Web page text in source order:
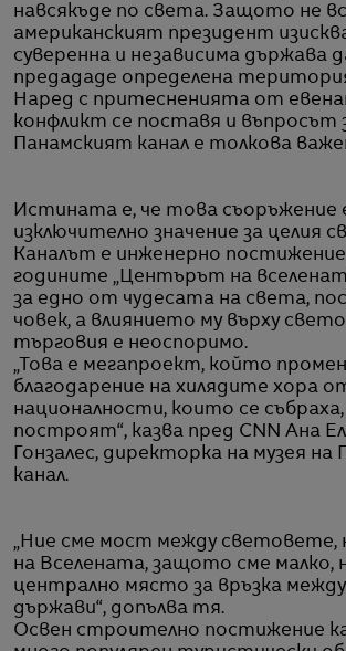
навсякъде по света. Защото не
американският президент
суверенна и независима държава
предададе определена
Наред с притесненията от
конфликт се поставя и въпросът
Панамският канал е толкова
Истината е, че това съоръжение
изключително значение за целия
Каналът е инженерно
годините „Центърът на
за едно от чудесата на света,
човек, а влиянието му върху
търговия е неоспоримо.
„Това е мегапроект, който
благодарение на хилядите хора
националности, които се събраха,
построят“, казва пред CNN Ана
Гонзалес, директорка на музея на
канал.
„Ние сме мост между световете,
на Вселената, защото сме малко,
централно място за връзка
държави“, допълва тя.
Освен строително постижение